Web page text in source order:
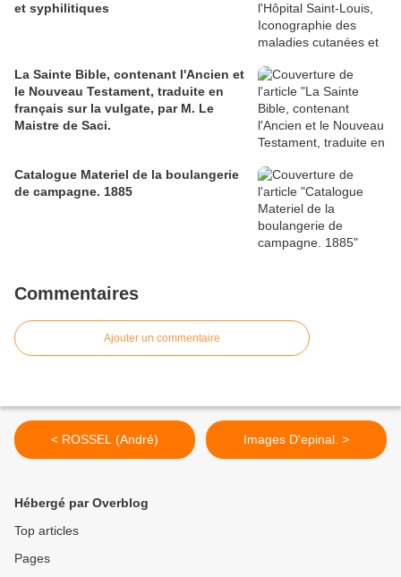
et syphilitiques
La Sainte Bible, contenant l'Ancien et
le Nouveau Testament, traduite en
français sur la vulgate, par M. Le
Maistre de Saci.
Catalogue Materiel de la boulangerie
de campagne. 1885
Commentaires
Ajouter un commentaire
< ROSSEL (André) Images D'epinal. >
Hébergé par Overblog
Top articles
Pages